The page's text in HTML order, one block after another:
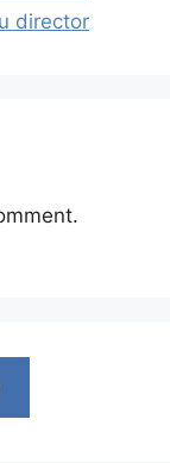
director